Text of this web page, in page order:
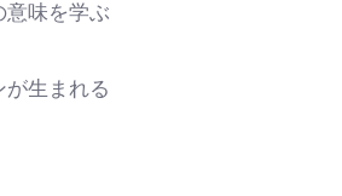
味を学ぶ
生まれる